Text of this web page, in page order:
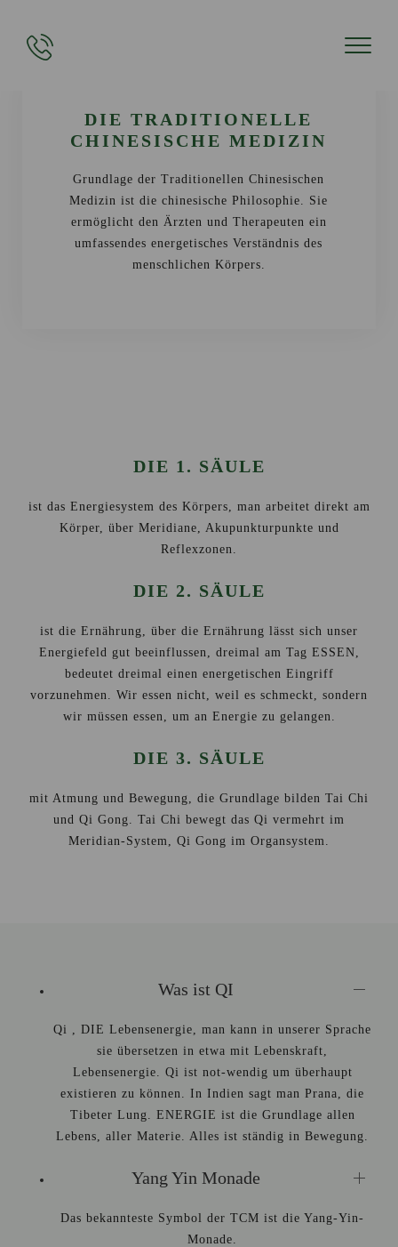
DIE TRADITIONELLE
CHINESISCHE MEDIZIN
Grundlage der Traditionellen Chinesischen
Medizin ist die chinesische Philosophie. Sie
ermöglicht den Ärzten und Therapeuten ein
umfassendes energetisches Verständnis des
menschlichen Körpers.
DIE 1. SÄULE
ist das Energiesystem des Körpers, man arbeitet direkt am
Körper, über Meridiane, Akupunkturpunkte und
Reflexzonen.
DIE 2. SÄULE
ist die Ernährung, über die Ernährung lässt sich unser
Energiefeld gut beeinflussen, dreimal am Tag ESSEN,
bedeutet dreimal einen energetischen Eingriff
vorzunehmen. Wir essen nicht, weil es schmeckt, sondern
wir müssen essen, um an Energie zu gelangen.
DIE 3. SÄULE
mit Atmung und Bewegung, die Grundlage bilden Tai Chi
und Qi Gong. Tai Chi bewegt das Qi vermehrt im
Meridian-System, Qi Gong im Organsystem.
Was ist QI
Qi , DIE Lebensenergie, man kann in unserer Sprache
sie übersetzen in etwa mit Lebenskraft,
Lebensenergie. Qi ist not-wendig um überhaupt
existieren zu können. In Indien sagt man Prana, die
Tibeter Lung. ENERGIE ist die Grundlage allen
Lebens, aller Materie. Alles ist ständig in Bewegung.
Yang Yin Monade
Das bekannteste Symbol der TCM ist die Yang-Yin-
Monade.